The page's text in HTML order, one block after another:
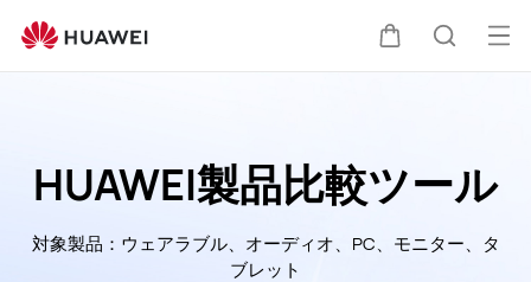
ト
オ
メ
ニ
HUAWEI製品比較ツール
対象製品：ウェアラブル、オーディオ、PC、モニター、タ
ブレット